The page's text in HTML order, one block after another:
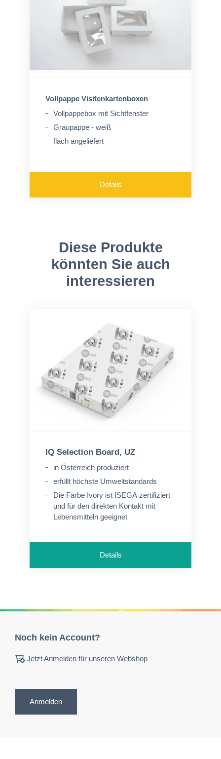
Vollpappe Visitenkartenboxen
Vollpappebox mit Sichtfenster
Graupappe - weiß
flach angeliefert
Details
Diese Produkte
könnten Sie auch
interessieren
IQ Selection Board, UZ
in Österreich produziert
erfüllt höchste Umweltstandards
Die Farbe Ivory ist ISEGA zertifiziert
und für den direkten Kontakt mit
Lebensmitteln geeignet
Details
Noch kein Account?
Jetzt Anmelden für unseren Webshop
Anmelden